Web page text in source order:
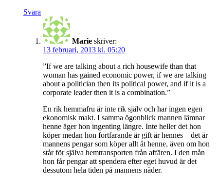
Svara
Marie skriver:
13 februari, 2013 kl. 05:20
”If we are talking about a rich housewife than that
woman has gained economic power, if we are talking
about a politician then its political power, and if it is a
corporate leader then it is a combination.”
En rik hemmafru är inte rik själv och har ingen egen
ekonomisk makt. I samma ögonblick mannen lämnar
henne äger hon ingenting längre. Inte heller det hon
köper medan hon fortfarande är gift är hennes – det är
mannens pengar som köper allt åt henne, även om hon
står för själva hemtransporten från affären. I den mån
hon får pengar att spendera efter eget huvud är det
dessutom hela tiden på mannens nåder.